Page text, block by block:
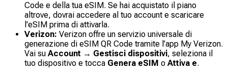
Code e della tua eSIM. Se hai acquistato il piano
altrove, dovrai accedere al tuo account e scaricare
l'eSIM prima di attivarla.
Verizon: Verizon offre un servizio universale di
generazione di eSIM QR Code tramite l’app My Verizon.
Vai su Account → Gestisci dispositivi, seleziona il
tuo dispositivo e tocca Genera eSIM o Attiva e.